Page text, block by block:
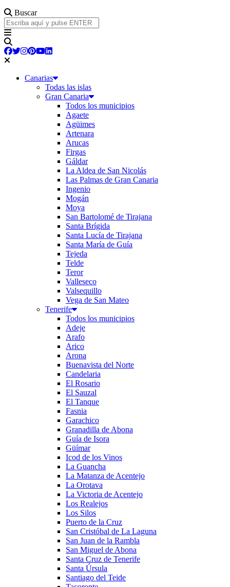
Buscar
Canarias
Todas las islas
Gran Canaria
Todos los municipios
Agaete
Agüimes
Artenara
Arucas
Firgas
Gáldar
La Aldea de San Nicolás
Las Palmas de Gran Canaria
Ingenio
Mogán
Moya
San Bartolomé de Tirajana
Santa Brígida
Santa Lucía de Tirajana
Santa María de Guía
Tejeda
Telde
Teror
Valleseco
Valsequillo
Vega de San Mateo
Tenerife
Todos los municipios
Adeje
Arafo
Arico
Arona
Buenavista del Norte
Candelaria
El Rosario
El Sauzal
El Tanque
Fasnia
Garachico
Granadilla de Abona
Guía de Isora
Güímar
Icod de los Vinos
La Guancha
La Matanza de Acentejo
La Orotava
La Victoria de Acentejo
Los Realejos
Los Silos
Puerto de la Cruz
San Cristóbal de La Laguna
San Juan de la Rambla
San Miguel de Abona
Santa Cruz de Tenerife
Santa Úrsula
Santiago del Teide